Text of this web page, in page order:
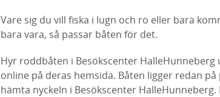
Vare sig du vill fiska i lugn och ro eller bara
bara vara, så passar båten för det.
Hyr roddbåten i Besökscenter
online på deras hemsida. Båten ligger redan
hämta nyckeln i Besökscenter